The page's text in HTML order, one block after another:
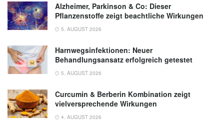
Alzheimer, Parkinson & Co: Dieser
Pflanzenstoffe zeigt beachtliche Wirkungen
5. AUGUST 2026
Harnwegsinfektionen: Neuer
Behandlungsansatz erfolgreich getestet
5. AUGUST 2026
Curcumin & Berberin Kombination zeigt
vielversprechende Wirkungen
4. AUGUST 2026